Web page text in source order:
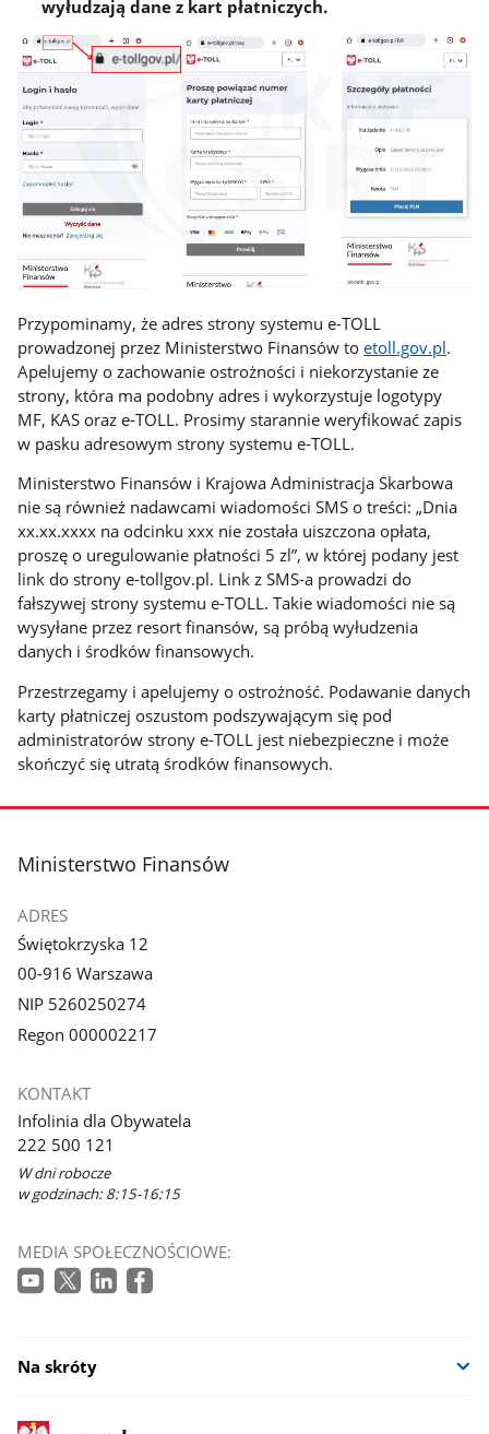
wyłudzają dane z kart płatniczych.
Przypominamy, że adres strony systemu e-TOLL
prowadzonej przez Ministerstwo Finansów toetoll.gov.pl.
Apelujemy o zachowanie ostrożności i niekorzystanie ze
strony, która ma podobny adres i wykorzystuje logotypy
MF, KAS oraz e-TOLL. Prosimy starannie weryfikować zapis
w pasku adresowym strony systemu e-TOLL.
Ministerstwo Finansów i Krajowa Administracja Skarbowa
nie są również nadawcami wiadomości SMS o treści: „Dnia
xx.xx.xxxx na odcinku xxx nie została uiszczona opłata,
proszę o uregulowanie płatności 5 zl”, w której podany jest
link do strony e-tollgov.pl. Link z SMS-a prowadzi do
fałszywej strony systemu e-TOLL. Takie wiadomości nie są
wysyłane przez resort finansów, są próbą wyłudzenia
danych i środków finansowych.
Przestrzegamy i apelujemy o ostrożność. Podawanie danych
karty płatniczej oszustom podszywającym się pod
administratorów strony e-TOLL jest niebezpieczne i może
skończyć się utratą środków finansowych.
stopka
Ministerstwo Finansów
ADRES
Świętokrzyska 12
00-916 Warszawa
NIP 5260250274
Regon 000002217
KONTAKT
Infolinia dla Obywatela
222 500 121
W dni robocze
w godzinach: 8:15-16:15
MEDIA SPOŁECZNOŚCIOWE:
Na skróty